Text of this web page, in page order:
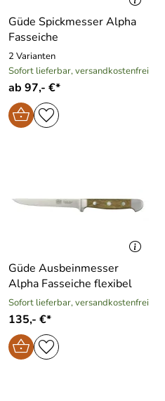
Güde Spickmesser Alpha
Fasseiche
2 Varianten
Sofort lieferbar, versandkostenfrei
ab 97,- €*
Güde Ausbeinmesser
Alpha Fasseiche flexibel
Sofort lieferbar, versandkostenfrei
135,- €*